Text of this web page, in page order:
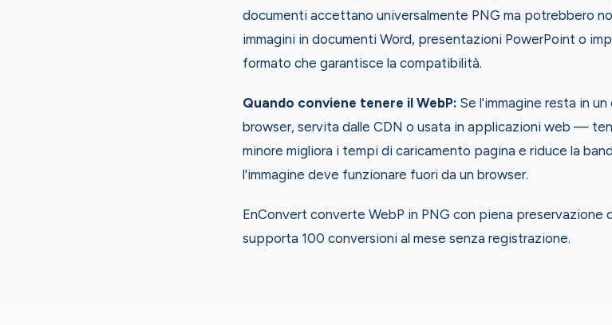
documenti accettano universalmente PNG ma potrebbero
immagini in documenti Word, presentazioni PowerPoint o
formato che garantisce la compatibilità.
Quando conviene tenere il WebP: Se l'immagine resta in
browser, servita dalle CDN o usata in applicazioni web —
minore migliora i tempi di caricamento pagina e riduce la
l'immagine deve funzionare fuori da un browser.
EnConvert converte WebP in PNG con piena preservazione
supporta 100 conversioni al mese senza registrazione.